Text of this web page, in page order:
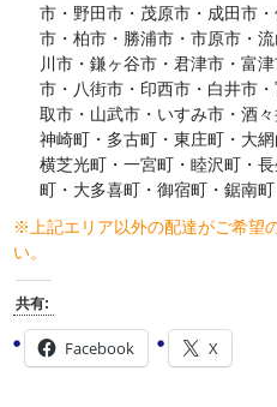
市・野田市・茂原市・成田市
市・柏市・勝浦市・市原市・
川市・鎌ヶ谷市・君津市・富
市・八街市・印西市・白井市
取市・山武市・いすみ市・酒
神崎町・多古町・東庄町・大
横芝光町・一宮町・睦沢町・
町・大多喜町・御宿町・鋸南町
※上記エリア以外の配達がご希望
い。
共有:
Facebook X